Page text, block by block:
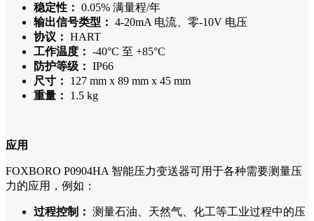
稳定性： 0.05% 满量程/年
输出信号类型： 4-20mA 电流、零-10V 电压
协议： HART
工作温度： -40°C 至 +85°C
防护等级： IP66
尺寸：
127 mm x 89 mm x 45 mm
重量：
1.5 kg
应用
FOXBORO P0904HA 智能压力变送器可用于各种需要测量压
力的应用，例如：
过程控制： 测量石油、天然气、化工等工业过程中的压